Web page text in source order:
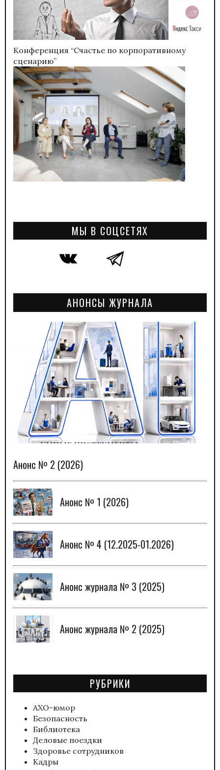
Конференция “Счастье по корпоративному
сценарию”
МЫ В СОЦСЕТЯХ
АНОНСЫ ЖУРНАЛА
Анонс № 2 (2026)
Анонс № 1 (2026)
Анонс № 4 (12.2025-01.2026)
Анонс журнала № 3 (2025)
Анонс журнала № 2 (2025)
РУБРИКИ
АХО-юмор
Безопасность
Библиотека
Деловые поездки
Здоровье сотрудников
Кадры